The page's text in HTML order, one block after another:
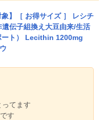
象】［ お得サイズ ］ レシチ
伝子組換え大豆由来/生活
ート） Lecithin 1200mg
てます
す